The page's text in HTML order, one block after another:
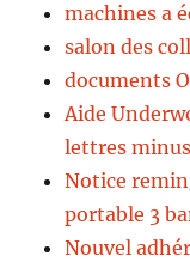
machines a
salon des
documents
Aide
lettres
Notice
portable 3
Nouvel